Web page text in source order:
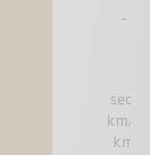
-
sec.
km/u
km